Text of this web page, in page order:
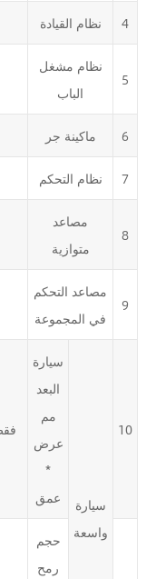
4 نظام القيادة
5
نظام مشغل
الباب
6 ماكينة جر
7 نظام التحكم
8
مصاعد
متوازية
9
مصاعد التحكم
في المجموعة
10
سيارة
واسعة
سيارة
البعد
مم
عرض
*
عمق
حجم
رمح